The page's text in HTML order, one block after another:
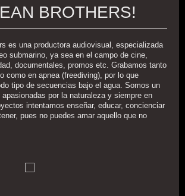
BROTHERS!
es una productora audiovisual, especializada
submarino, ya sea en el campo de cine,
documentales, promos etc. Grabamos tanto
como en apnea (freediving), por lo que
tipo de secuencias bajo el agua. Somos un
por la naturaleza y siempre en
intentamos enseñar, educar, concienciar
pues no puedes amar aquello que no